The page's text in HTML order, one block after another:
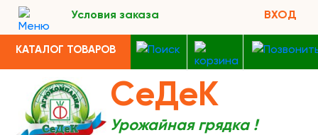
Условия заказа ВХОД
КАТАЛОГ ТОВАРОВ
СеДеК
Урожайная грядка !